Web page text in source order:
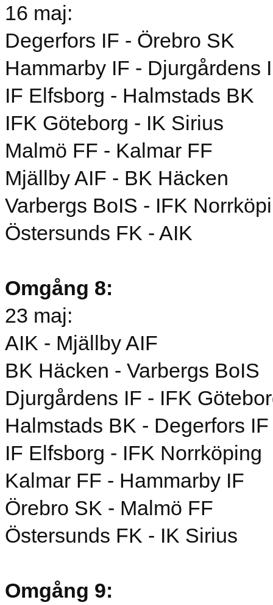
16 maj:
Degerfors IF - Örebro SK
Hammarby IF - Djurgårdens
IF Elfsborg - Halmstads BK
IFK Göteborg - IK Sirius
Malmö FF - Kalmar FF
Mjällby AIF - BK Häcken
Varbergs BoIS - IFK
Östersunds FK - AIK
Omgång 8:
23 maj:
AIK - Mjällby AIF
BK Häcken - Varbergs BoIS
Djurgårdens IF - IFK
Halmstads BK - Degerfors IF
IF Elfsborg - IFK Norrköping
Kalmar FF - Hammarby IF
Örebro SK - Malmö FF
Östersunds FK - IK Sirius
Omgång 9: